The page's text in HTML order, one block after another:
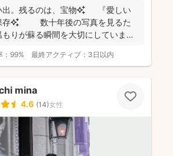
出。残るのは、宝物✨ 『愛しい
存✨ 数十年後の写真を見るた
りが蘇る瞬間を大切にしています
99% 最終アクティブ： 3日以内
mina
4.6 (14)女性